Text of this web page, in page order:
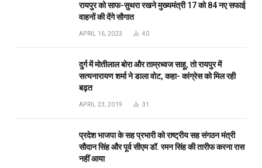
रायपुर को साफ-सुथरा रखने मुख्यमंत्री 17 को 84 नए सफाई
वाहनों की देंगे सौगात
APRIL 16, 2023 40
दुर्ग में मोतीलाल बोरा और ताम्रध्वज साहू, तो रायपुर में
सत्यनारायण शर्मा ने डाला वोट, कहा- कांग्रेस को मिल रही
बढ़त
APRIL 23, 2019 31
प्रदेश भाजपा के सह प्रभारी को राष्ट्रीय सह संगठन मंत्री
सौदान सिंह और पूर्व सीएम डॉ. रमन सिंह की तारीफ करना रास
नहीं आया